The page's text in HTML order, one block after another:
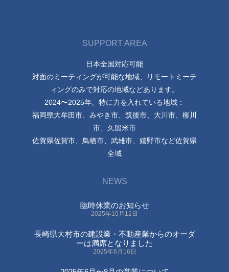
SUPPORT AREA
日本全国対応可能
対面のミーティングが可能な地域、リモートミーテ
ィングのみで対応の地域などあります。
2024〜2025年、特に力を入れている地域：
福岡県大牟田市、みやき市、筑後市、大川市、柳川
市、久留米市
佐賀県佐賀市、鳥栖市、武雄市、嬉野市など佐賀県
全域
NEWS
臨時休業のお知らせ
2025年10月12日
長崎県大村市の建設業・不動産業からのオーダ
ーは満席となりました
2025年6月16日